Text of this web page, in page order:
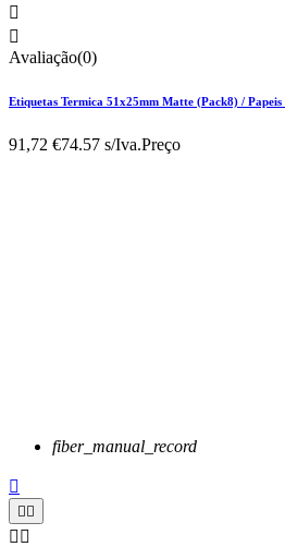


Avaliação(0)
Etiquetas Termica 51x25mm Matte (Pack8) /
91,72 €74.57 s/Iva.Preço
fiber_manual_record

 
 